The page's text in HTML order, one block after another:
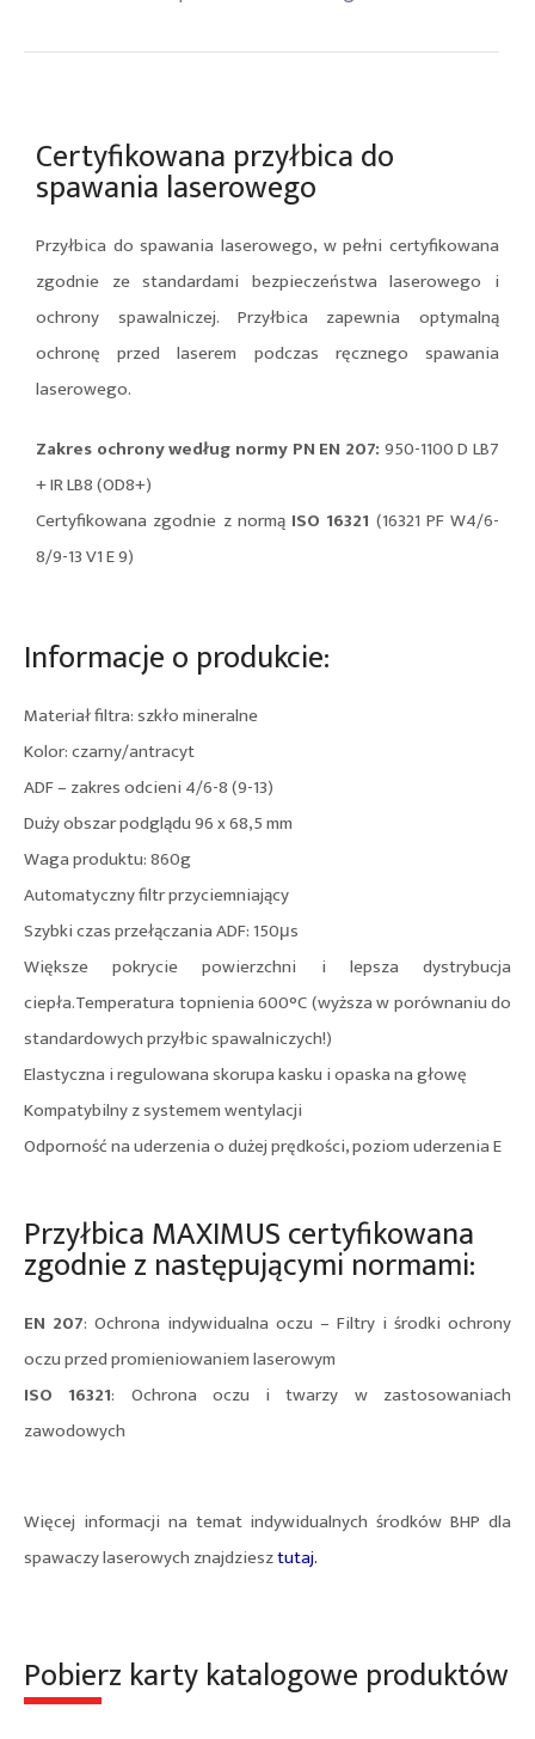
Certyfikowana przyłbica do
spawania laserowego
Przyłbica do spawania laserowego, w pełni certyfikowana
zgodnie ze standardami bezpieczeństwa laserowego i
ochrony spawalniczej. Przyłbica zapewnia optymalną
ochronę przed laserem podczas ręcznego spawania
laserowego.
Zakres ochrony według normy PN EN 207: 950-1100 D LB7
+ IR LB8 (OD8+)
Certyfikowana zgodnie z normą ISO 16321 (16321 PF W4/6-
8/9-13 V1 E 9)
Informacje o produkcie:
Materiał filtra: szkło mineralne
Kolor: czarny/antracyt
ADF – zakres odcieni 4/6-8 (9-13)
Duży obszar podglądu 96 x 68,5 mm
Waga produktu: 860g
Automatyczny filtr przyciemniający
Szybki czas przełączania ADF: 150μs
Większe pokrycie powierzchni i lepsza dystrybucja
ciepła.Temperatura topnienia 600°C (wyższa w porównaniu do
standardowych przyłbic spawalniczych!)
Elastyczna i regulowana skorupa kasku i opaska na głowę
Kompatybilny z systemem wentylacji
Odporność na uderzenia o dużej prędkości, poziom uderzenia E
Przyłbica MAXIMUS certyfikowana
zgodnie z następującymi normami:
EN 207: Ochrona indywidualna oczu – Filtry i środki ochrony
oczu przed promieniowaniem laserowym
ISO 16321: Ochrona oczu i twarzy w zastosowaniach
zawodowych
Więcej informacji na temat indywidualnych środków BHP dla
spawaczy laserowych znajdziesztutaj.
Pobierz karty katalogowe produktów